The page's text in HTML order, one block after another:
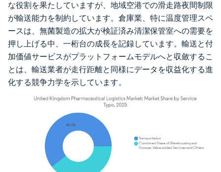
な役割を果たしていますが、地域空港での滑走路夜間制限
が輸送能力を制約しています。倉庫業、特に温度管理スペ
ースは、無菌製造の拡大が検証済み清潔保管室への需要を
押し上げる中、一桁台の成長を記録しています。輸送と付
加価値サービスがプラットフォームモデルへと収斂するこ
とは、輸送業者が走行距離と同様にデータを収益化する進
化する競争力学を示しています。